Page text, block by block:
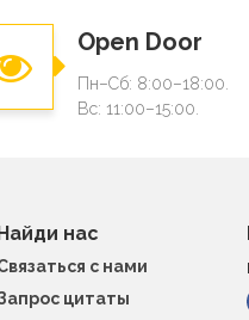
Open Door
Пн–Сб: 8:00–18:00.
Вс: 11:00–15:00.
нас
с нами
цитаты